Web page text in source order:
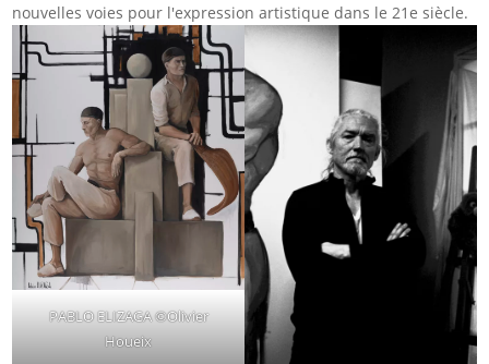
nouvelles voies pour l'expression artistique dans le 21e siècle.
PABLO ELIZAGA ©Olivier
Houeix